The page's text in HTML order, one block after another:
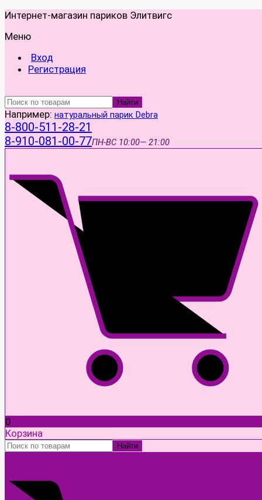
Интернет-магазин париков Элитвигс
Меню
Вход
Регистрация
Найти
Например: натуральный парик Debra
8-800-511-28-21
8-910-081-00-77ПН-ВС 10:00— 21:00
0
Корзина
Найти